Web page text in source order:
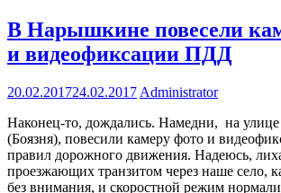
В Нарышкине повесели
и видеофиксации ПДД
20.02.201724.02.2017 Administrator
Наконец-то, дождались. Намедни, на
(Боязня), повесили камеру фото и
правил дорожного движения. Надеюсь,
проезжающих транзитом через наше село,
без внимания, и скоростной режим